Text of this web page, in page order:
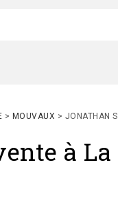
> MOUVAUX > JONATHAN
à